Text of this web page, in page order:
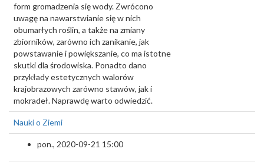
form gromadzenia się wody. Zwrócono
uwagę na nawarstwianie się w nich
obumarłych roślin, a także na zmiany
zbiorników, zarówno ich zanikanie, jak
powstawanie i powiększanie, co ma istotne
skutki dla środowiska. Ponadto dano
przykłady estetycznych walorów
krajobrazowych zarówno stawów, jak i
mokradeł. Naprawdę warto odwiedzić.
Nauki o Ziemi
pon., 2020-09-21 15:00